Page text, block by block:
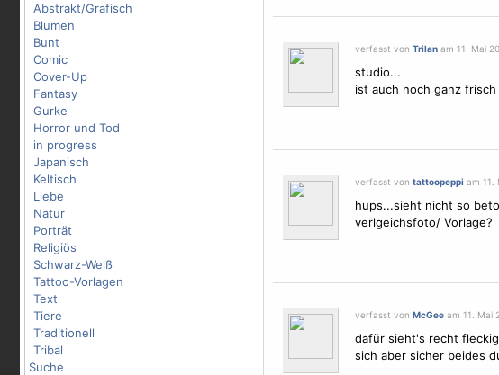
Abstrakt/Grafisch
Blumen
Bunt
Comic
Cover-Up
Fantasy
Gurke
Horror und Tod
in progress
Japanisch
Keltisch
Liebe
Natur
Porträt
Religiös
Schwarz-Weiß
Tattoo-Vorlagen
Text
Tiere
Traditionell
Tribal
Suche
verfasst von Trilanam 11. Mai
studio...
ist auch noch ganz frisch
verfasst von tattoopeppi am 11.
hups...sieht nicht so
verlgeichsfoto/ Vorlage?
verfasst von McGeeam 11. Mai
dafür sieht's recht
sich aber sicher beides